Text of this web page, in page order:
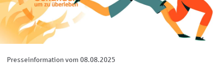
Presseinformation vom 08.08.2025